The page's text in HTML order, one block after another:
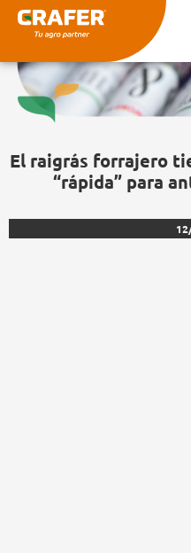
contenido
El raigrás forrajero
“rápida” para